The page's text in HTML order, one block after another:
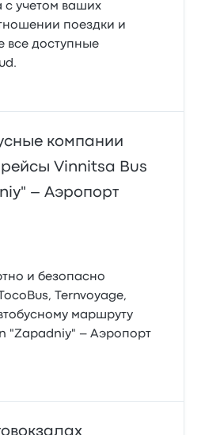
с учетом ваших
поездки и
все доступные
компании
Vinnitsa Bus
– Аэропорт
и безопасно
Ternvoyage,
маршруту
"Zapadniy" – Аэропорт